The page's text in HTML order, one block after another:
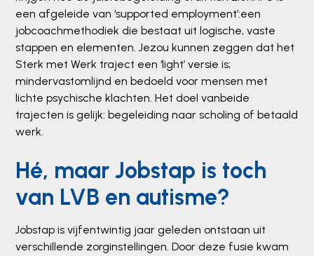
een afgeleide van ‘supported employment’:een
jobcoachmethodiek die bestaat uit logische, vaste
stappen en elementen. Jezou kunnen zeggen dat het
Sterk met Werk traject een ‘light’ versie is;
mindervastomlijnd en bedoeld voor mensen met
lichte psychische klachten. Het doel vanbeide
trajecten is gelijk: begeleiding naar scholing of betaald
werk.
Hé, maar Jobstap is toch
van LVB en autisme?
Jobstap is vijfentwintig jaar geleden ontstaan uit
verschillende zorginstellingen. Door deze fusie kwam